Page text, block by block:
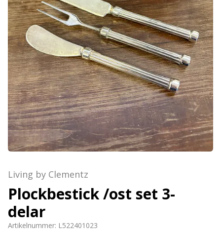
Living by Clementz
Plockbestick /ost set 3-
delar
Artikelnummer: L522401023